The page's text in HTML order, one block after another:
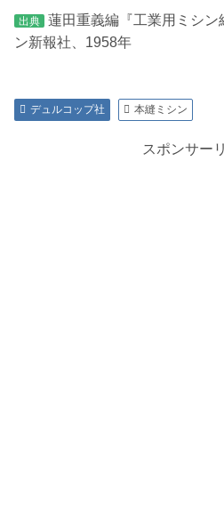
出典
蓮田重義編『工業用ミシ
ン新報社、1958年
デュルコップ社 本縫ミシン
スポンサー